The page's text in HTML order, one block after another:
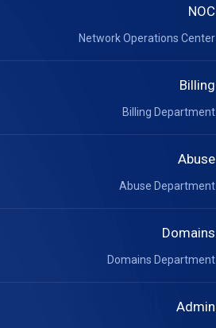
NOC
Network Operations Center
Billing
Billing Department
Abuse
Abuse Department
Domains
Domains Department
Admin